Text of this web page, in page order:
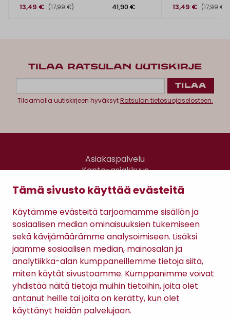
Tämä sivusto käyttää evästeitä
Käytämme evästeitä tarjoamamme sisällön ja
sosiaalisen median ominaisuuksien tukemiseen
sekä kävijämäärämme analysoimiseen. Lisäksi
jaamme sosiaalisen median, mainosalan ja
analytiikka-alan kumppaneillemme tietoja siitä,
miten käytät sivustoamme. Kumppanimme voivat
yhdistää näitä tietoja muihin tietoihin, joita olet
antanut heille tai joita on kerätty, kun olet
käyttänyt heidän palvelujaan.
13,49 € (17,99 €)
41,90 €
13,49 € (17,99 €)
TILAA RATSULAN UUTISKIRJE
Tilaamalla uutiskirjeen hyväksytRatsulan tietosuojaselosteen.
Asiakaspalvelu
Kanta-asiakkuus
Gomee Ratsula Café
Sopimusehdot
Tietosuojaseloste
Maksutavat